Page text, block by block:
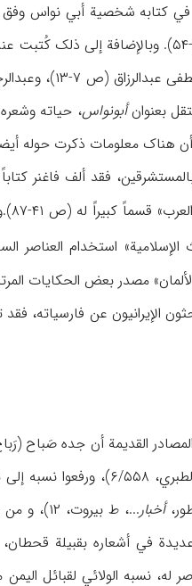
کتابه شخصیة أبي نواس وفق
بعنوانأبونواس، حیاته
هناک معلومات ذکرت حوله
فقد ألف فاغنر
کبیراً له (ص ۴۱-۸۷).وبحث جمیل بن
الإسلامیة» استخدام
مصدر بعض الحکایات
الإیرانیون عن فارسیاته،
الولاء (ابن قتیبة،
أخبار...، ط بیروت، ۱۲)، و من هنا جاء نسبه الحکمي (الجاحظ،